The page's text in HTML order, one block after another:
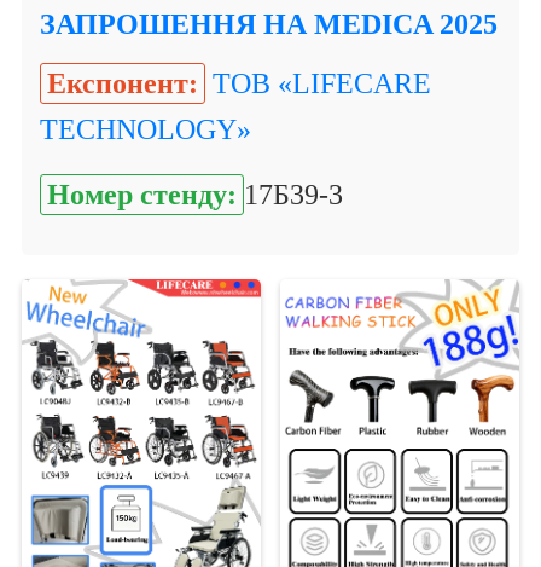
ЗАПРОШЕННЯ НА MEDICA 2025
Експонент: ТОВ «LIFECARE
TECHNOLOGY»
Номер стенду: 17Б39-3